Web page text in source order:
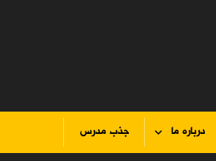
درباره ما جذب مدرس